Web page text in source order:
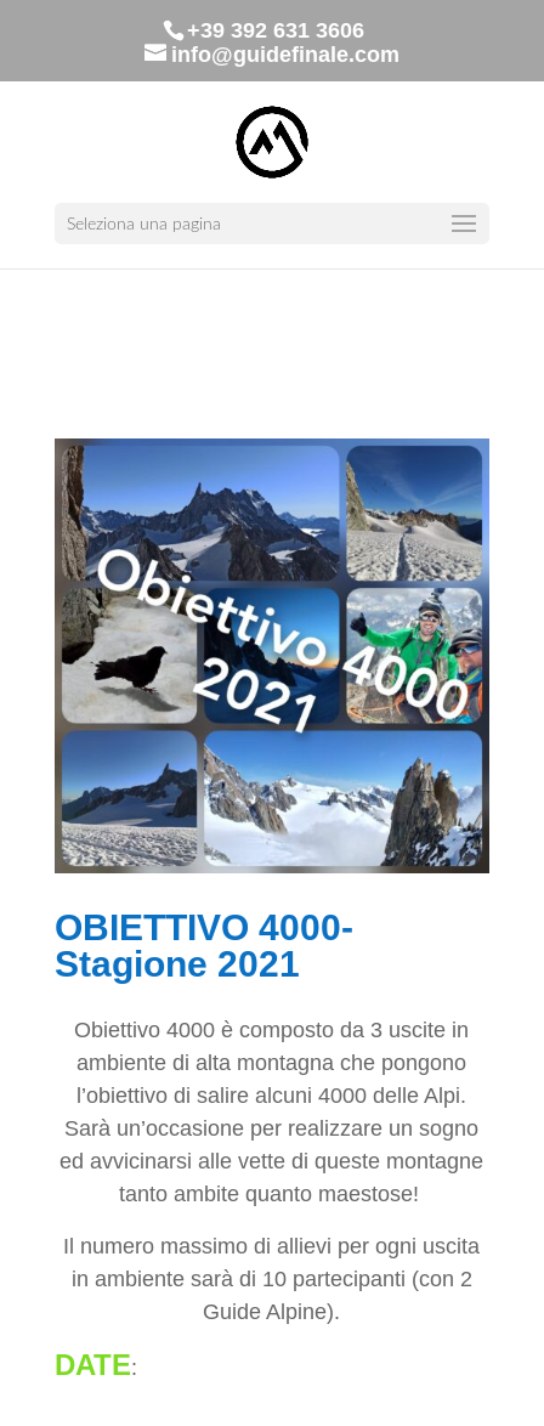
+39 392 631 3606
info@guidefinale.com
Seleziona una pagina
OBIETTIVO 4000-
Stagione 2021
Obiettivo 4000 è composto da 3 uscite in
ambiente di alta montagna che pongono
l’obiettivo di salire alcuni 4000 delle Alpi.
Sarà un’occasione per realizzare un sogno
ed avvicinarsi alle vette di queste montagne
tanto ambite quanto maestose!
Il numero massimo di allievi per ogni uscita
in ambiente sarà di 10 partecipanti (con 2
Guide Alpine).
DATE: